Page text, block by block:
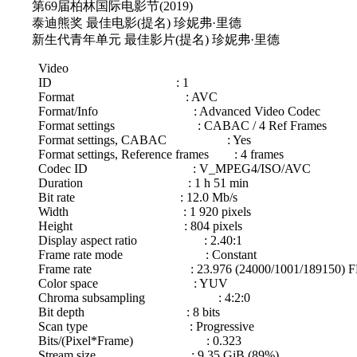
第69届柏林国际电影节(2019)
泰迪熊奖 最佳电影(提名) 珍妮弗·里德
新生代青年单元 最佳影片(提名) 珍妮弗·里德
Video
ID : 1
Format : AVC
Format/Info : Advanced Video Codec
Format settings : CABAC / 4 Ref Frames
Format settings, CABAC : Yes
Format settings, Reference frames : 4 frames
Codec ID : V_MPEG4/ISO/AVC
Duration : 1 h 51 min
Bit rate : 12.0 Mb/s
Width : 1 920 pixels
Height : 804 pixels
Display aspect ratio : 2.40:1
Frame rate mode : Constant
Frame rate : 23.976 (24000/1001/189150)
Color space : YUV
Chroma subsampling : 4:2:0
Bit depth : 8 bits
Scan type : Progressive
Bits/(Pixel*Frame) : 0.323